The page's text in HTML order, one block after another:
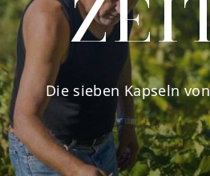
Die sieben Kapseln